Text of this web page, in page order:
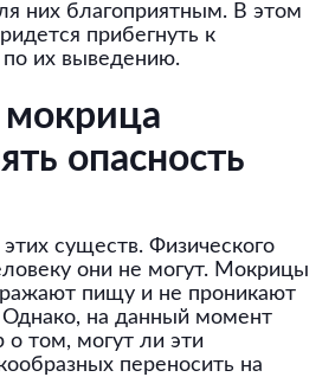
них благоприятным. В этом
прибегнуть к
их выведению.
опасность
существ. Физического
они не могут. Мокрицы
пищу и не проникают
Однако, на данный момент
о том, могут ли эти
переносить на